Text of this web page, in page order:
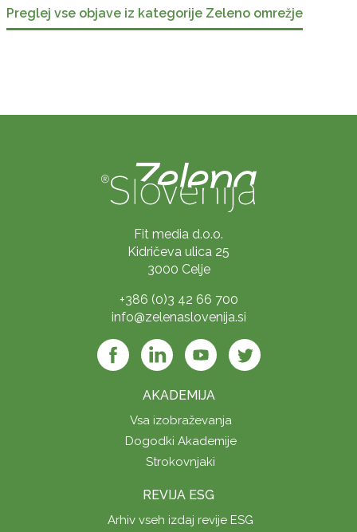
Preglej vse objave iz kategorije Zeleno omrežje
Fit media d.o.o.
Kidričeva ulica 25
3000 Celje
+386 (0)3 42 66 700
info@zelenaslovenija.si
AKADEMIJA
Vsa izobraževanja
Dogodki Akademije
Strokovnjaki
REVIJA ESG
Arhiv vseh izdaj revije ESG